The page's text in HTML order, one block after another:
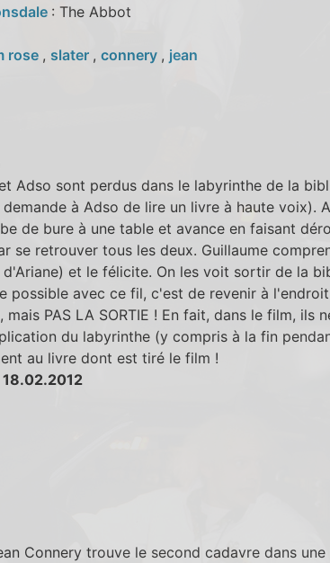
: The Abbot
rose , slater , connery , jean
Adso sont perdus dans le labyrinthe de la
demande à Adso de lire un livre à haute voix).
de bure à une table et avance en faisant
se retrouver tous les deux. Guillaume
et le félicite. On les voit sortir de la
possible avec ce fil, c'est de revenir à
mais PAS LA SORTIE ! En fait, dans le film, ils
du labyrinthe (y compris à la fin
au livre dont est tiré le film !
Connery trouve le second cadavre dans